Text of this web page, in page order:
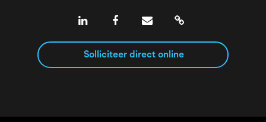
Solliciteer direct online